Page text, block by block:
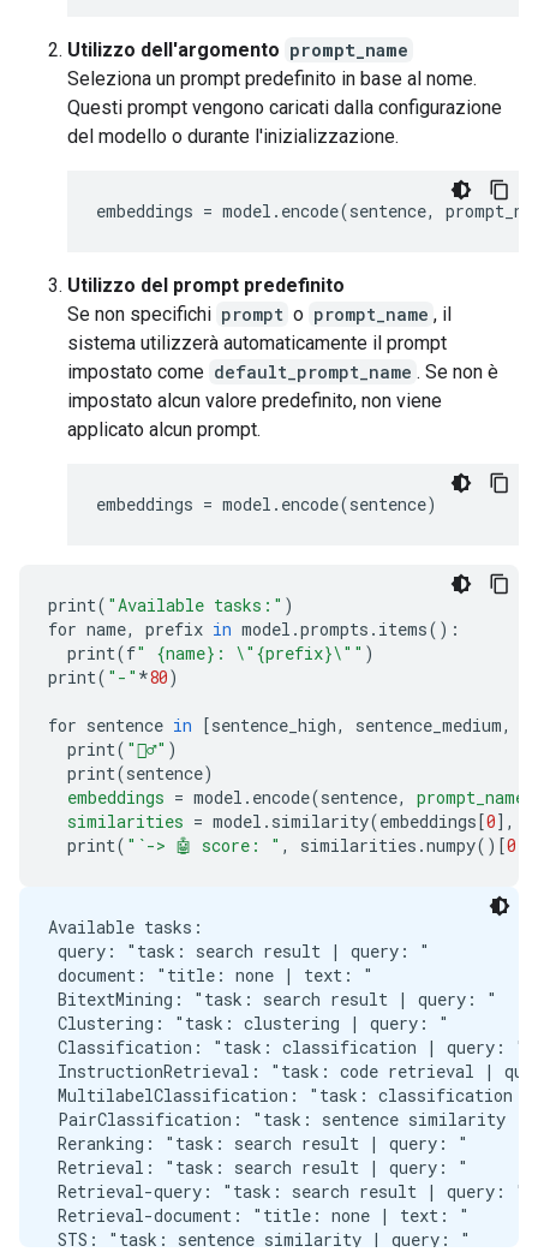
Utilizzo dell'argomento prompt_name
Seleziona un prompt predefinito in base al nome.
Questi prompt vengono caricati dalla configurazione
del modello o durante l'inizializzazione.
embeddings = model . encode(sentence,
Utilizzo del prompt predefinito
Se non specifichi prompt o prompt_name , il
sistema utilizzerà automaticamente il prompt
impostato come default_prompt_name . Se non è
impostato alcun valore predefinito, non viene
applicato alcun prompt.
embeddings = model . encode(sentence)
print( "Available tasks:" )
for name, prefix in model .prompts . items():
  print
(f" {name}: \" {prefix}\" " )
print( "-" *80)
for sentence in [sentence_high, sentence_medium,
  print
( "🙋‍♂️" )
  print
(sentence)
embeddings = model . encode(sentence, prompt_name
similarities = model . similarity(embeddings[0],
  print
( "`-> 🤖 score: " , similarities .numpy()[0
Available tasks:
query: "task: search result | query: "
document: "title: none | text: "
BitextMining: "task: search result | query: "
Clustering: "task: clustering | query: "
Classification: "task: classification | query: "
InstructionRetrieval: "task: code retrieval |
MultilabelClassification: "task: classification
PairClassification: "task: sentence similarity |
Reranking: "task: search result | query: "
Retrieval: "task: search result | query: "
Retrieval-query: "task: search result | query: "
Retrieval-document: "title: none | text: "
STS: "task: sentence similarity | query: "